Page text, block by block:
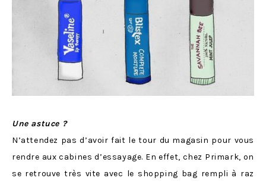
Une astuce ?
N’attendez pas d’avoir fait le tour du magasin pour vous
rendre aux cabines d’essayage. En effet, chez Primark, on
se retrouve très vite avec le shopping bag rempli à raz